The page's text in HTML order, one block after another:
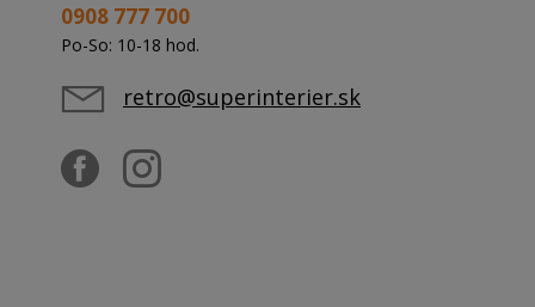
0908 777 700
Po-So: 10-18 hod.
retro@superinterier.sk